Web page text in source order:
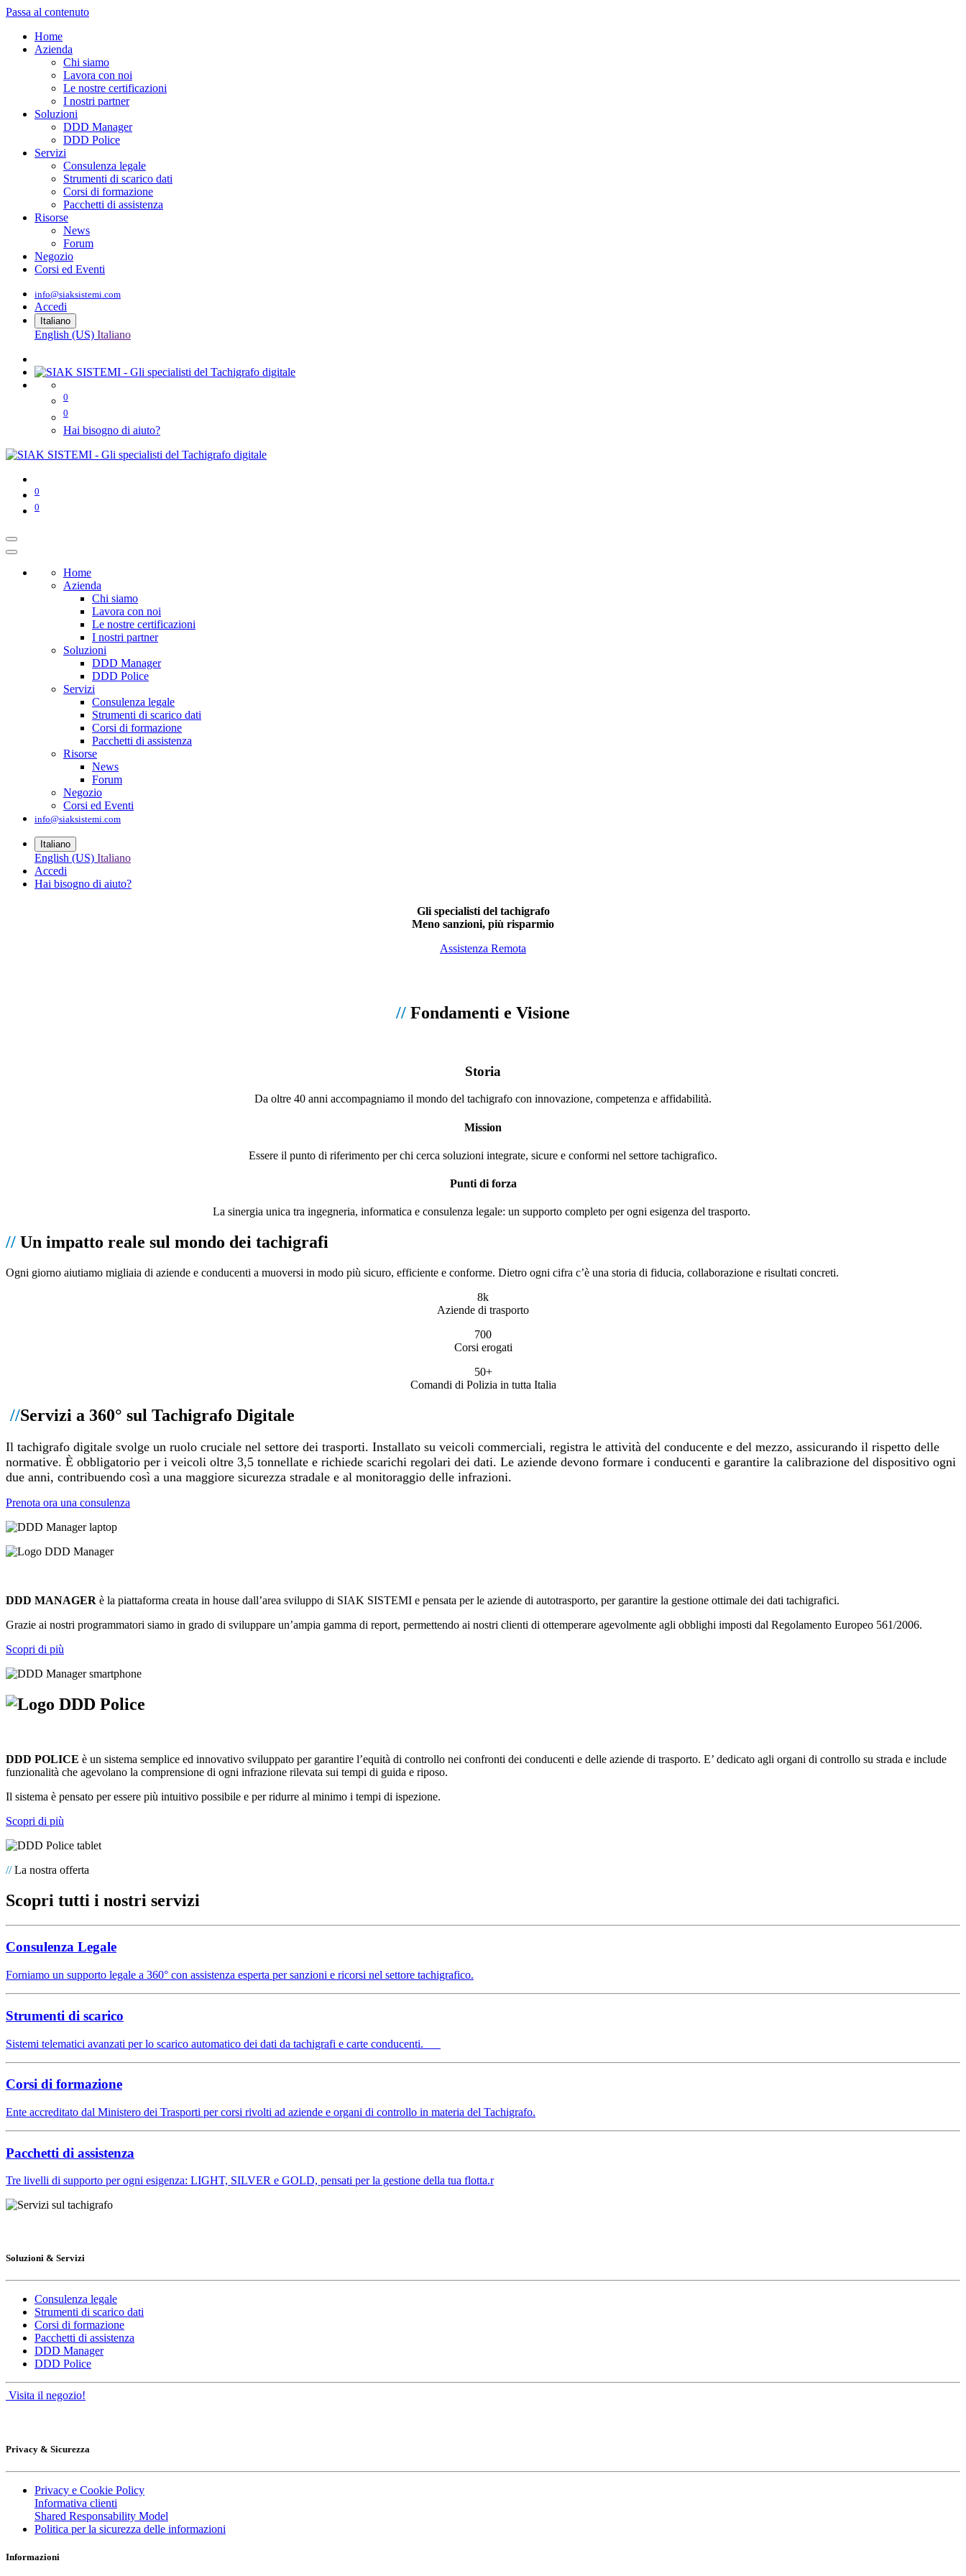
Passa al contenuto
Home
Azienda
Chi siamo
Lavora con noi
Le nostre certificazioni
I nostri partner
Soluzioni
DDD Manager
DDD Police
Servizi
Consulenza legale
Strumenti di scarico dati
Corsi di formazione
Pacchetti di assistenza
Risorse
News
Forum
Negozio
Corsi ed Eventi
info@siaksistemi.com
Accedi
Italiano
English (US) Italiano
0
0
Hai bisogno di aiuto?
0
0
Home
Azienda
Chi siamo
Lavora con noi
Le nostre certificazioni
I nostri partner
Soluzioni
DDD Manager
DDD Police
Servizi
Consulenza legale
Strumenti di scarico dati
Corsi di formazione
Pacchetti di assistenza
Risorse
News
Forum
Negozio
Corsi ed Eventi
info@siaksistemi.com
Italiano
English (US) Italiano
Accedi
Hai bisogno di aiuto?
Gli specialisti del tachigrafo
Meno sanzioni, più risparmio
Assistenza Remota
// Fondamenti e Visione
Storia
Da oltre 40 anni accompagniamo il mondo del tachigrafo con innovazione, competenza e affidabilità.
Mission
Essere il punto di riferimento per chi cerca soluzioni integrate, sicure e conformi nel settore tachigrafico.
Punti di forza
La sinergia unica tra ingegneria, informatica e consulenza legale: un supporto completo per ogni esigenza del trasporto.
// Un impatto reale sul mondo dei tachigrafi
Ogni giorno aiutiamo migliaia di aziende e conducenti a muoversi in modo più sicuro, efficiente e conforme. Dietro ogni cifra c’è una storia di fiducia, collaborazione e risultati concreti.
8k
Aziende di trasporto
700
Corsi erogati
50+
Comandi di Polizia in tutta Italia
//Servizi a 360° sul Tachigrafo Digitale
Il tachigrafo digitale svolge un ruolo cruciale nel settore dei trasporti. Installato su veicoli commerciali, registra le attività del conducente e del mezzo, assicurando il rispetto delle
normative. È obbligatorio per i veicoli oltre 3,5 tonnellate e richiede scarichi regolari dei dati. Le aziende devono formare i conducenti e garantire la calibrazione del dispositivo ogni
due anni, contribuendo così a una maggiore sicurezza stradale e al monitoraggio delle infrazioni.
Prenota ora una consulenza
DDD MANAGER è la piattaforma creata in house dall’area sviluppo di SIAK SISTEMI e pensata per le aziende di autotrasporto, per garantire la gestione ottimale dei dati tachigrafici.
Grazie ai nostri programmatori siamo in grado di sviluppare un’ampia gamma di report, permettendo ai nostri clienti di ottemperare agevolmente agli obblighi imposti dal Regolamento Europeo 561/2006.
Scopri di più
DDD POLICE è un sistema semplice ed innovativo sviluppato per garantire l’equità di controllo nei confronti dei conducenti e delle aziende di trasporto. E’ dedicato agli organi di controllo su strada e include
funzionalità che agevolano la comprensione di ogni infrazione rilevata sui tempi di guida e riposo.
Il sistema è pensato per essere più intuitivo possibile e per ridurre al minimo i tempi di ispezione.
Scopri di più
//La nostra offerta
Scopri tutti i nostri servizi
Consulenza Legale
Forniamo un supporto legale a 360° con assistenza esperta per sanzioni e ricorsi nel settore tachigrafico.
Strumenti di scarico
Sistemi telematici avanzati per lo scarico automatico dei dati da tachigrafi e carte conducenti.
Corsi di formazione
Ente accreditato dal Ministero dei Trasporti per corsi rivolti ad aziende e organi di controllo in materia del Tachigrafo.
Pacchetti di assistenza
Tre livelli di supporto per ogni esigenza: LIGHT, SILVER e GOLD, pensati per la gestione della tua flotta.r
Soluzioni & Servizi
Consulenza legale
Strumenti di scarico dati
Corsi di formazione
Pacchetti di assistenza
DDD Manager
DDD Police
Visita il negozio!
Privacy & Sicurezza
Privacy e Cookie Policy
Informativa clienti
Shared Responsability Model
Politica per la sicurezza delle informazioni
Informazioni